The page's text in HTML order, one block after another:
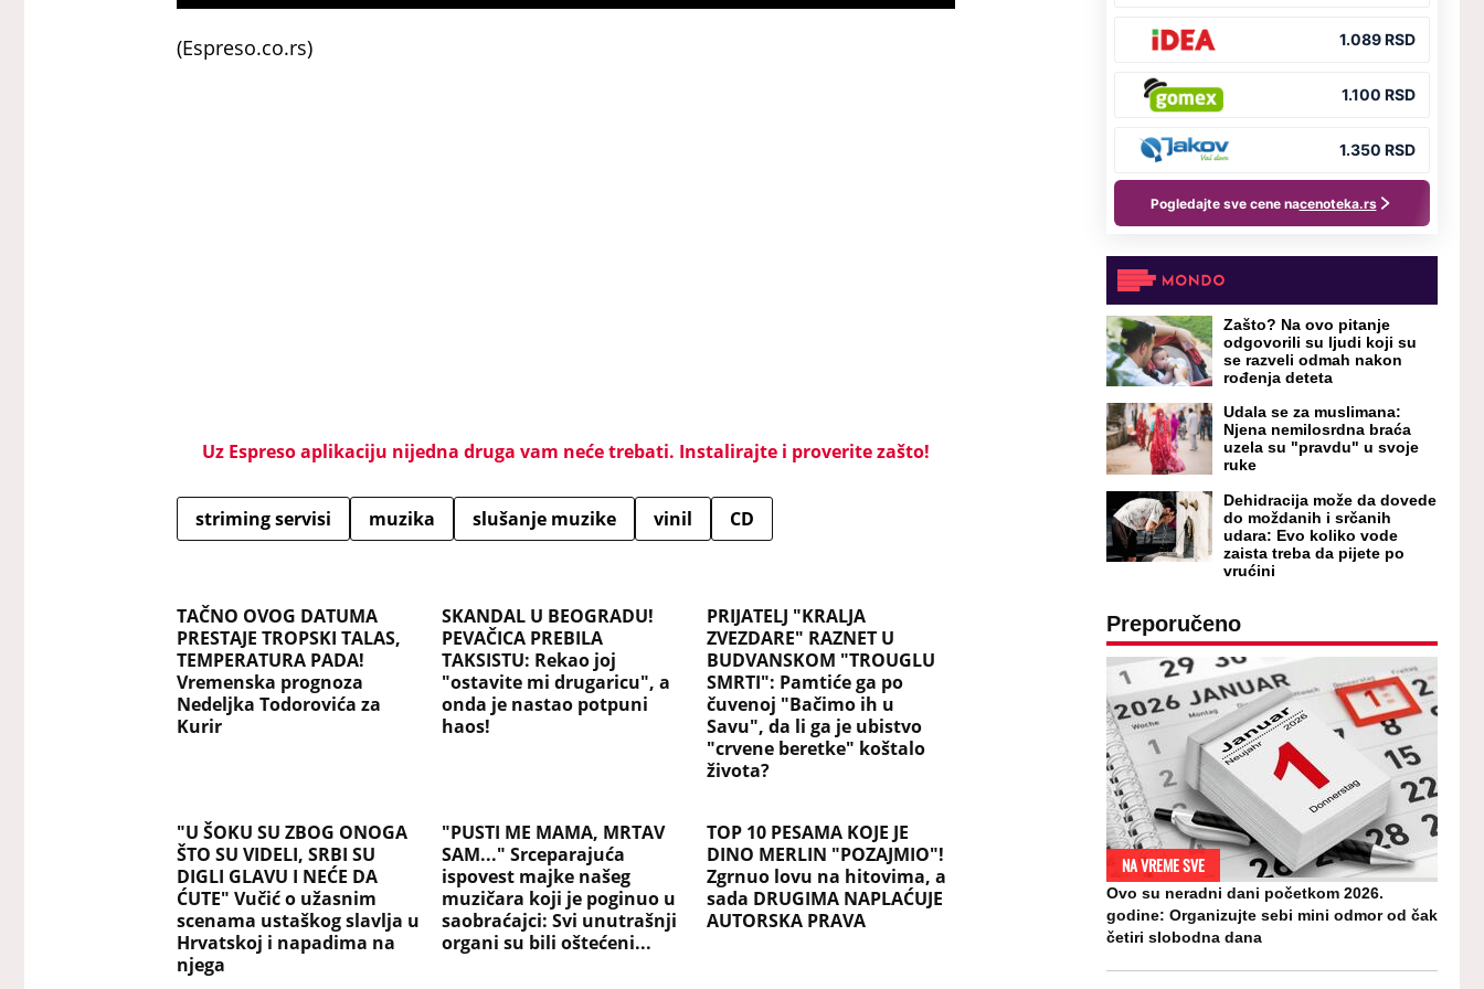
(Espreso.co.rs)
Uz Espreso aplikaciju nijedna druga vam neće trebati. Instalirajte i proverite zašto!
striming servisi muzika slušanje muzike vinil CD
TAČNO OVOG DATUMA
PRESTAJE TROPSKI TALAS,
TEMPERATURA PADA!
Vremenska prognoza
Nedeljka Todorovića za
Kurir
SKANDAL U BEOGRADU!
PEVAČICA PREBILA
TAKSISTU: Rekao joj
"ostavite mi drugaricu", a
onda je nastao potpuni
haos!
PRIJATELJ "KRALJA
ZVEZDARE" RAZNET U
BUDVANSKOM "TROUGLU
SMRTI": Pamtiće ga po
čuvenoj "Bačimo ih u
Savu", da li ga je ubistvo
"crvene beretke" koštalo
života?
"U ŠOKU SU ZBOG ONOGA
ŠTO SU VIDELI, SRBI SU
DIGLI GLAVU I NEĆE DA
ĆUTE" Vučić o užasnim
scenama ustaškog slavlja u
Hrvatskoj i napadima na
njega
"PUSTI ME MAMA, MRTAV
SAM..." Srceparajuća
ispovest majke našeg
muzičara koji je poginuo u
saobraćajci: Svi unutrašnji
organi su bili oštećeni...
TOP 10 PESAMA KOJE JE
DINO MERLIN "POZAJMIO"!
Zgrnuo lovu na hitovima, a
sada DRUGIMA NAPLAĆUJE
AUTORSKA PRAVA
Zašto? Na ovo pitanje
odgovorili su ljudi koji su
se razveli odmah nakon
rođenja deteta
Udala se za muslimana:
Njena nemilosrdna braća
uzela su "pravdu" u svoje
ruke
Dehidracija može da dovede
do moždanih i srčanih
udara: Evo koliko vode
zaista treba da pijete po
vrućini
Preporučeno
NA VREME SVE
Ovo su neradni dani početkom 2026.
godine: Organizujte sebi mini odmor od čak
četiri slobodna dana